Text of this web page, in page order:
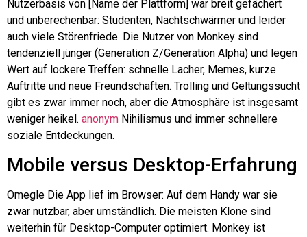
Nutzerbasis von [Name der Plattform] war breit gefächert
und unberechenbar: Studenten, Nachtschwärmer und leider
auch viele Störenfriede. Die Nutzer von Monkey sind
tendenziell jünger (Generation Z/Generation Alpha) und legen
Wert auf lockere Treffen: schnelle Lacher, Memes, kurze
Auftritte und neue Freundschaften. Trolling und Geltungssucht
gibt es zwar immer noch, aber die Atmosphäre ist insgesamt
weniger heikel. anonym Nihilismus und immer schnellere
soziale Entdeckungen.
Mobile versus Desktop-Erfahrung
Omegle Die App lief im Browser: Auf dem Handy war sie
zwar nutzbar, aber umständlich. Die meisten Klone sind
weiterhin für Desktop-Computer optimiert. Monkey ist